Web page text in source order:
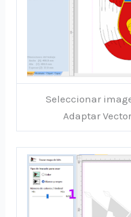
Seleccionar
Adaptar